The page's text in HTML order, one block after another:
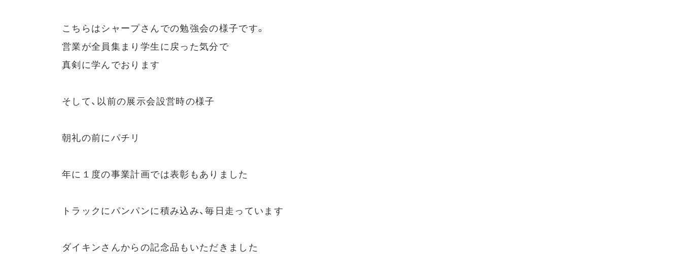
こちらはシャープさんでの勉強会の様子です。
営業が全員集まり学生に戻った気分で
真剣に学んでおります
そして、以前の展示会設営時の様子
朝礼の前にパチリ
年に１度の事業計画では表彰もありました
トラックにパンパンに積み込み、毎日走っています
ダイキンさんからの記念品もいただきました